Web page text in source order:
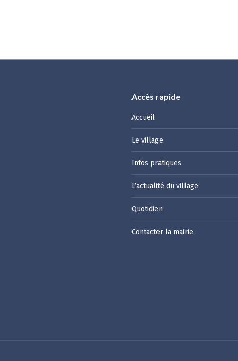
Accès rapide
Accueil
Le village
Infos pratiques
L’actualité du village
Quotidien
Contacter la mairie